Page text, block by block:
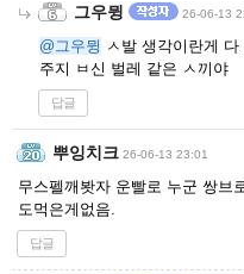
그우뮝 26-06-13
@그우뮝 ㅅ발 생각이란게
주지 ㅂ신 벌레 같은 ㅅ끼야
답글
뿌잉치크 26-06-13 23:01
무스펠깨봣자 운빨로 누군 쌍브
도먹은게없음.
답글